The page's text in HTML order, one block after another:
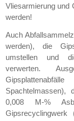
Vliesarmierung und
werden!
Auch
werden), die
umstellen und
verwerten.
Spachtelmassen),
0,008 M-%